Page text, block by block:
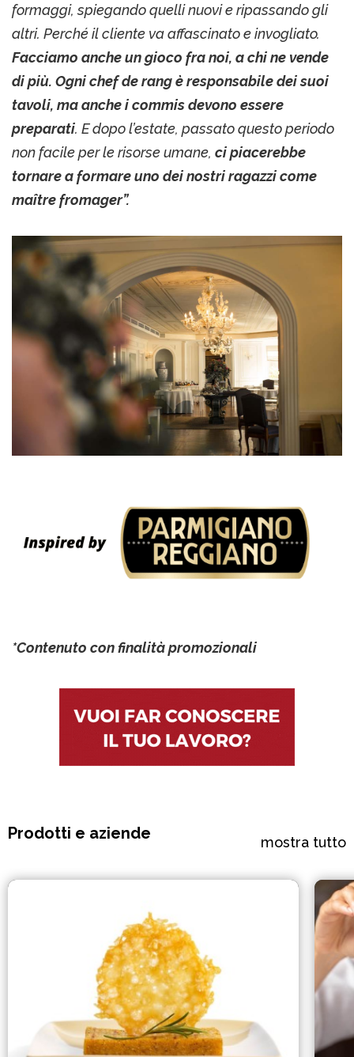
formaggi, spiegando quelli nuovi e ripassando gli
altri. Perché il cliente va affascinato e invogliato.
Facciamo anche un gioco fra noi, a chi ne vende
di più. Ogni chef de rang è responsabile dei suoi
tavoli, ma anche i commis devono essere
preparati. E dopo l’estate, passato questo periodo
non facile per le risorse umane, ci piacerebbe
tornare a formare uno dei nostri ragazzi come
maître fromager”.
*Contenuto con finalità promozionali
Prodotti e aziende mostra tutto